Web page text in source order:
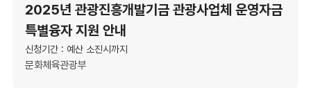
2025년 관광진흥개발기금 관광사업체 운영자금
특별융자 지원 안내
신청기간 : 예산 소진시까지
문화체육관광부